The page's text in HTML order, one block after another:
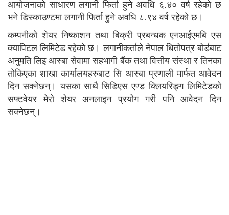
आयोजनाको साधारण लगानी फिर्ता हुने अवधि ६.४० वर्ष रहेको छ
भने डिस्काउण्टमा लगानी फिर्ता हुने अवधि ८.९४ वर्ष रहेको छ।
कम्पनीको शेयर निष्काशन तथा बिक्री प्रबन्धक एनआईएमबि एस
क्यापिटल लिमिटेड रहेको छ। लगानीकर्ताले नेपाल धितोपत्र बोर्डबाट
अनुमति लिइ आस्बा सेवामा सहभागी बैंक तथा वित्तीय संस्था र तिनका
तोकिएका शाखा कार्यालयहरुबाट सि आस्बा प्रणाली मार्फत आवेदन
दिन सक्नेछन्। यसका साथै सिडिएस एण्ड क्लियरिङ्ग लिमिटेडको
सफ्टवेयर मेरो शेयर अनलाइन प्रयोग गरी पनि आवेदन दिन
सक्नेछन्।